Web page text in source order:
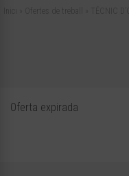
Oferta expirada